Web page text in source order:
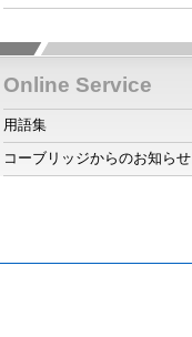
Online Service
用語集
コーブリッジからのお知らせ